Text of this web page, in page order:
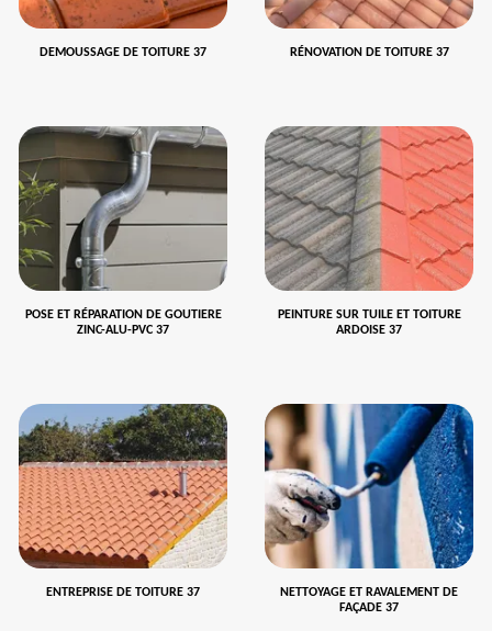
DEMOUSSAGE DE TOITURE 37 RÉNOVATION DE TOITURE 37
POSE ET RÉPARATION DE GOUTIERE
ZINC-ALU-PVC 37
PEINTURE SUR TUILE ET TOITURE
ARDOISE 37
ENTREPRISE DE TOITURE 37
NETTOYAGE ET RAVALEMENT DE
FAÇADE 37